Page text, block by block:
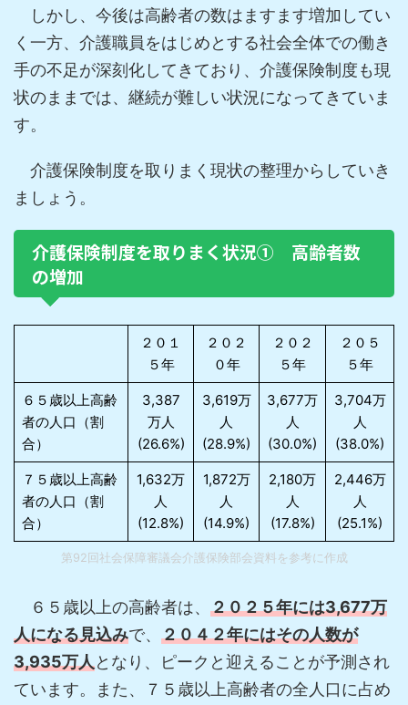
しかし、今後は高齢者の数はますます増加してい
く一方、介護職員をはじめとする社会全体での働き
手の不足が深刻化してきており、介護保険制度も現
状のままでは、継続が難しい状況になってきていま
す。
介護保険制度を取りまく現状の整理からしていき
ましょう。
介護保険制度を取りまく状況① 高齢者数
の増加
２０１
５年
２０２
０年
２０２
５年
２０５
５年
６５歳以上高齢
者の人口（割
合）
3,387
万人
(26.6%)
3,619万
人
(28.9%)
3,677万
人
(30.0%)
3,704万
人
(38.0%)
７５歳以上高齢
者の人口（割
合）
1,632万
人
(12.8%)
1,872万
人
(14.9%)
2,180万
人
(17.8%)
2,446万
人
(25.1%)
第92回社会保障審議会介護保険部会資料を参考に作成
６５歳以上の高齢者は、 ２０２５年には3,677万
人になる見込みで、 ２０４２年にはその人数が
3,935万人となり、ピークと迎えることが予測され
ています。また、７５歳以上高齢者の全人口に占め